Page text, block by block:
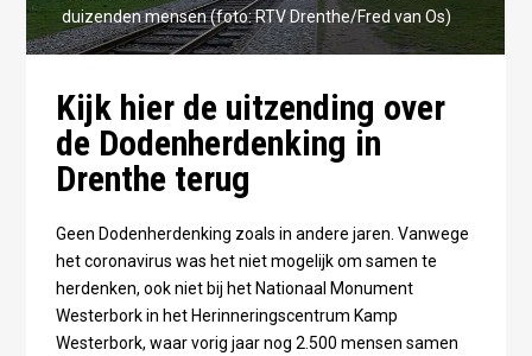
duizenden mensen (foto: RTV Drenthe/Fred van Os)
Kijk hier de uitzending over
de Dodenherdenking in
Drenthe terug
Geen Dodenherdenking zoals in andere jaren. Vanwege
het coronavirus was het niet mogelijk om samen te
herdenken, ook niet bij het Nationaal Monument
Westerbork in het Herinneringscentrum Kamp
Westerbork, waar vorig jaar nog 2.500 mensen samen